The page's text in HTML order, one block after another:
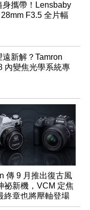
身攜帶！Lensbaby
F3.5 全片幅
新解？Tamron
內變焦光學系統專
傳 9 月推出復古風
祕新機，VCM 定焦
終章也將壓軸登場